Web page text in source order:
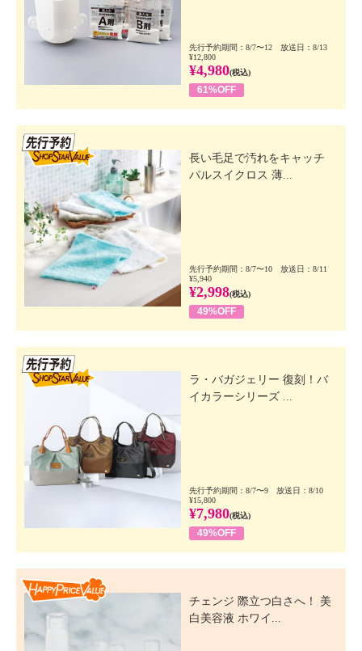
先行予約期間：8/7〜12 放送日：8/13
¥12,800
¥4,980(税込)
61%OFF
長い毛足で汚れをキャッチ
パルスイクロス 薄...
先行予約期間：8/7〜10 放送日：8/11
¥5,940
¥2,998(税込)
49%OFF
ラ・バガジェリー 復刻！バ
イカラーシリーズ ...
先行予約期間：8/7〜9 放送日：8/10
¥15,800
¥7,980(税込)
49%OFF
チェンジ 際立つ白さへ！ 美
白美容液 ホワイ...